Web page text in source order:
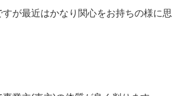
が最近はかなり関心をお持ちの様に思